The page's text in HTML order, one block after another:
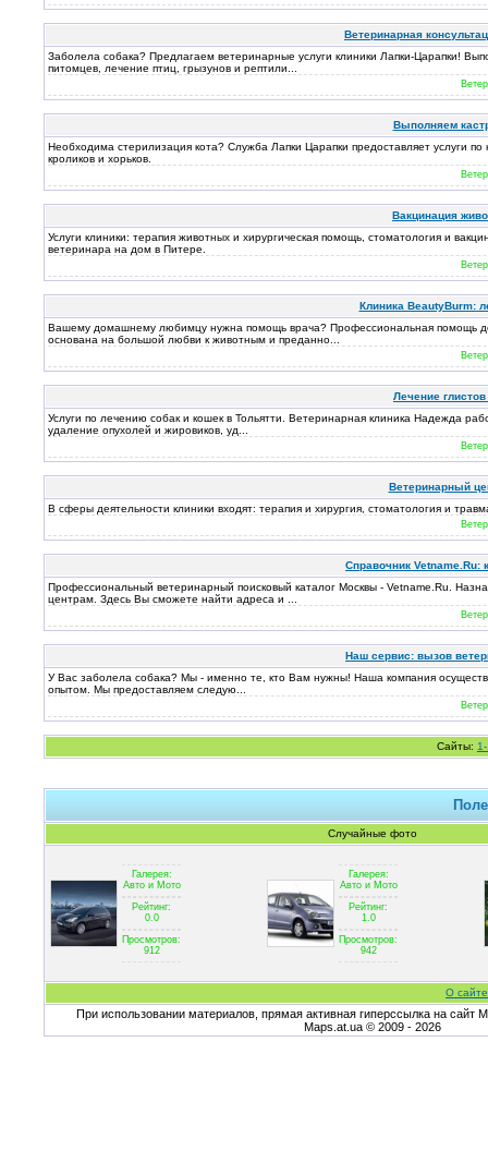
Ветеринарная
Заболела собака? Предлагаем ветеринарные услуги клиники Лапки-Царапки!
питомцев, лечение птиц, грызунов и рептили...
Выполняем
Необходима стерилизация кота? Служба Лапки Царапки предоставляет услуги
кроликов и хорьков.
Вакцинация
Услуги клиники: терапия животных и хирургическая помощь, стоматология и
ветеринара на дом в Питере.
Клиника BeautyBurm:
Вашему домашнему любимцу нужна помощь врача? Профессиональная помощь
основана на большой любви к животным и преданно...
Лечение
Услуги по лечению собак и кошек в Тольятти. Ветеринарная клиника Надежда
удаление опухолей и жировиков, уд...
Ветеринарный
В сферы деятельности клиники входят: терапия и хирургия, стоматология и
Справочник Vetname.Ru:
Профессиональный ветеринарный поисковый каталог Москвы - Vetname.Ru.
центрам. Здесь Вы сможете найти адреса и ...
Наш сервис: вызов
У Вас заболела собака? Мы - именно те, кто Вам нужны! Наша компания
опытом. Мы предоставляем следую...
Сайты:
Случайные фото
Галерея:
Авто и Мото
Рейтинг:
0.0
Просмотров:
912
Галерея:
Авто и Мото
Рейтинг:
1.0
Просмотров:
942
О
При использовании материалов, прямая активная гиперссылка на сайт
Maps.at.ua © 2009 - 2026